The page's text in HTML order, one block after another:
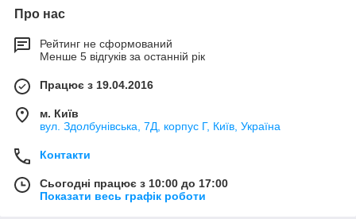
Про нас
Рейтинг не сформований
Менше 5 відгуків за останній рік
Працює з 19.04.2016
м. Київ
вул. Здолбунівська, 7Д, корпус Г, Київ, Україна
Контакти
Сьогодні працює з 10:00 до 17:00
Показати весь графік роботи